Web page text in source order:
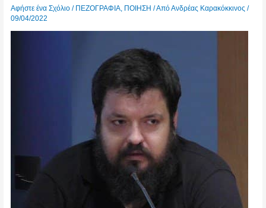
Αφήστε ένα Σχόλιο / ΠΕΖΟΓΡΑΦΙΑ, ΠΟΙΗΣΗ / ΑπόΑνδρέας Καρακόκκινος /
09/04/2022